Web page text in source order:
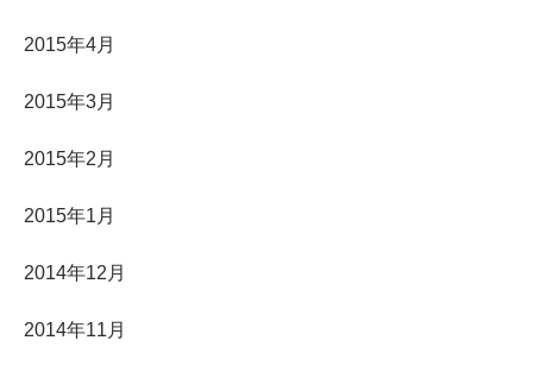
2015年4月
2015年3月
2015年2月
2015年1月
2014年12月
2014年11月